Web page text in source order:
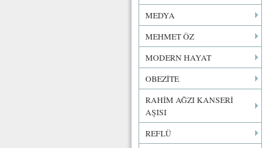
MEDYA
MEHMET ÖZ
MODERN HAYAT
OBEZİTE
RAHİM AĞZI KANSERİ
AŞISI
REFLÜ